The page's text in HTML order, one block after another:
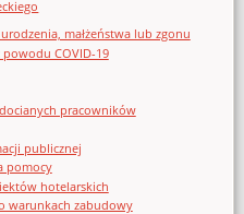
małżeństwa lub zgonu
powodu COVID-19
pracowników
publicznej
pomocy
hotelarskich
warunkach zabudowy